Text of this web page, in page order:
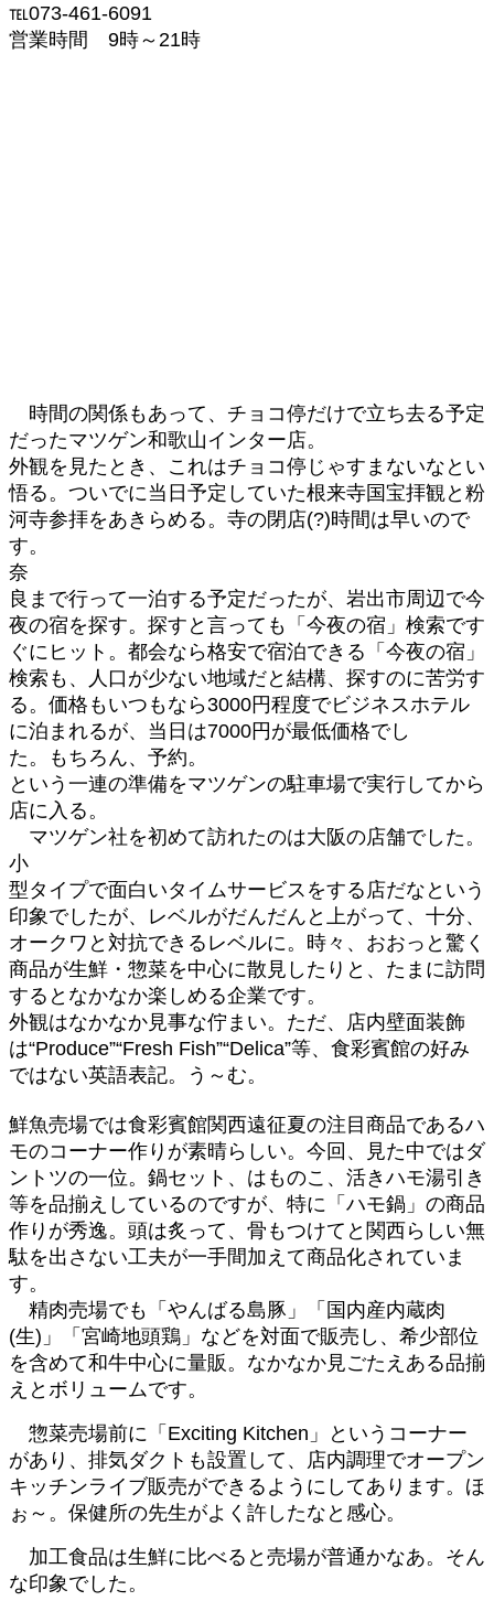
℡073-461-6091
営業時間 9時～21時
時間の関係もあって、チョコ停だけで立ち去る予定
だったマツゲン和歌山インター店。
外観を見たとき、これはチョコ停じゃすまないなとい
悟る。ついでに当日予定していた根来寺国宝拝観と粉
河寺参拝をあきらめる。寺の閉店(?)時間は早いので
す。
奈
良まで行って一泊する予定だったが、岩出市周辺で今
夜の宿を探す。探すと言っても「今夜の宿」検索です
ぐにヒット。都会なら格安で宿泊できる「今夜の宿」
検索も、人口が少ない地域だと結構、探すのに苦労す
る。価格もいつもなら3000円程度でビジネスホテル
に泊まれるが、当日は7000円が最低価格でし
た。もちろん、予約。
という一連の準備をマツゲンの駐車場で実行してから
店に入る。
マツゲン社を初めて訪れたのは大阪の店舗でした。
小
型タイプで面白いタイムサービスをする店だなという
印象でしたが、レベルがだんだんと上がって、十分、
オークワと対抗できるレベルに。時々、おおっと驚く
商品が生鮮・惣菜を中心に散見したりと、たまに訪問
するとなかなか楽しめる企業です。
外観はなかなか見事な佇まい。ただ、店内壁面装飾
は“Produce”“Fresh Fish”“Delica”等、食彩賓館の好み
ではない英語表記。う～む。
鮮魚売場では食彩賓館関西遠征夏の注目商品であるハ
モのコーナー作りが素晴らしい。今回、見た中ではダ
ントツの一位。鍋セット、はものこ、活きハモ湯引き
等を品揃えしているのですが、特に「ハモ鍋」の商品
作りが秀逸。頭は炙って、骨もつけてと関西らしい無
駄を出さない工夫が一手間加えて商品化されていま
す。
精肉売場でも「やんばる島豚」「国内産内蔵肉
(生)」「宮崎地頭鶏」などを対面で販売し、希少部位
を含めて和牛中心に量販。なかなか見ごたえある品揃
えとボリュームです。
惣菜売場前に「Exciting Kitchen」というコーナー
があり、排気ダクトも設置して、店内調理でオープン
キッチンライブ販売ができるようにしてあります。ほ
ぉ～。保健所の先生がよく許したなと感心。
加工食品は生鮮に比べると売場が普通かなあ。そん
な印象でした。